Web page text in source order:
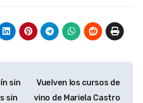
sin
sin
Vuelven los cursos de
vino de Mariela Castro